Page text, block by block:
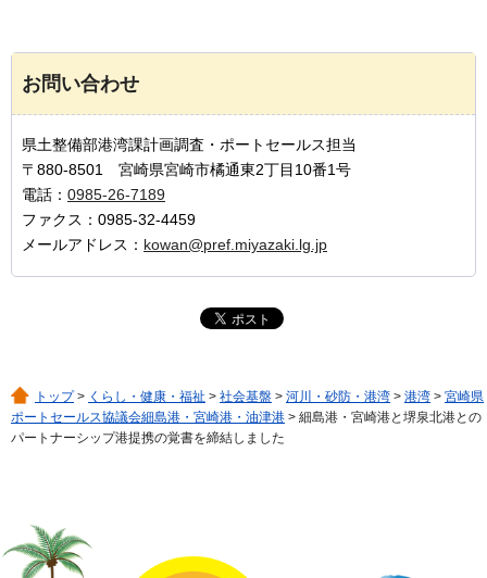
お問い合わせ
県土整備部港湾課計画調査・ポートセールス担当
〒880-8501 宮崎県宮崎市橘通東2丁目10番1号
電話： 0985-26-7189
ファクス：0985-32-4459
メールアドレス： kowan@pref.miyazaki.lg.jp
トップ> くらし・健康・福祉 > 社会基盤 > 河川・砂防・港湾 > 港湾 > 宮崎県
ポートセールス協議会細島港・宮崎港・油津港 > 細島港・宮崎港と堺泉北港との
パートナーシップ港提携の覚書を締結しました